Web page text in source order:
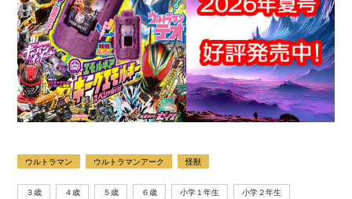
ウルトラマン ウルトラマンアーク 怪獣
３歳 ４歳 ５歳 ６歳 小学１年生
小学２年生